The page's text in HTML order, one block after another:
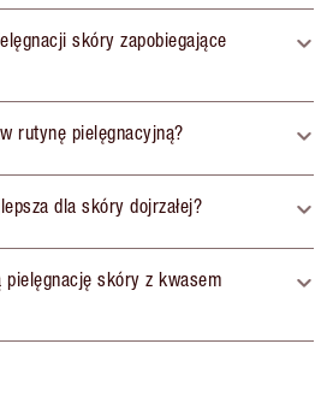
skóry zapobiegające
rutynę pielęgnacyjną?
dla skóry dojrzałej?
pielęgnację skóry z kwasem